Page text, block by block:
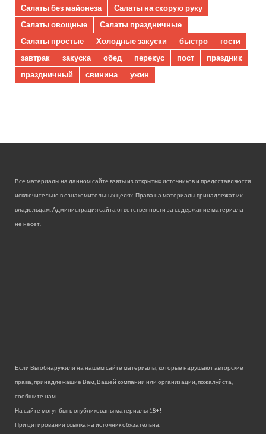
Салаты без майонеза
Салаты на скорую руку
Салаты овощные
Салаты праздничные
Салаты простые
Холодные закуски быстро
гости
завтрак
закуска обед перекус пост
праздник
праздничный
свинина ужин
Все материалы на данном сайте взяты из открытых источников и предоставляются
исключительно в ознакомительных целях. Права на материалы принадлежат их
владельцам. Администрация сайта ответственности за содержание материала
не несет.
Если Вы обнаружили на нашем сайте материалы, которые нарушают авторские
права, принадлежащие Вам, Вашей компании или организации, пожалуйста,
сообщите нам.
На сайте могут быть опубликованы материалы 18+!
При цитировании ссылка на источник обязательна.